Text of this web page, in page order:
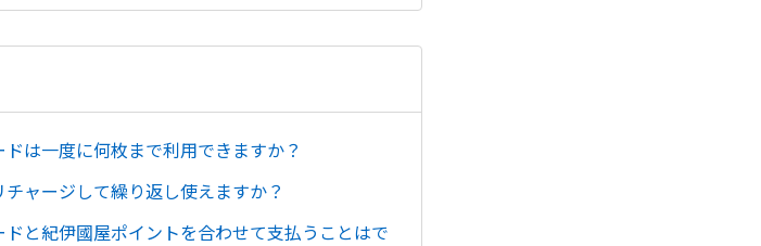
は一度に何枚まで利用できますか？
ャージして繰り返し使えますか？
と紀伊國屋ポイントを合わせて支払うことはで